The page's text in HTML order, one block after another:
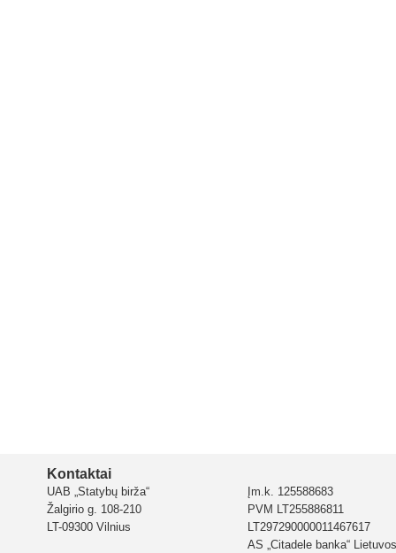
Kontaktai
UAB „Statybų birža“
Žalgirio g. 108-210
LT-09300 Vilnius
Įm.k. 125588683
PVM LT255886811
LT297290000011467617
AS „Citadele banka“